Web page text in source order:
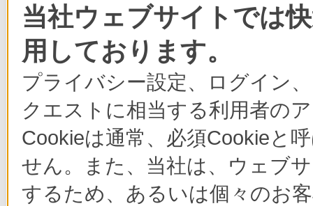
当社ウェブサイトでは
用しております。
プライバシー設定、ログイン
クエストに相当する利用者の
Cookieは通常、必須Cookieと
せん。また、当社は、ウェブ
するため、あるいは個々のお